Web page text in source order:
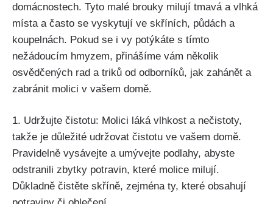
domácnostech. Tyto malé brouky milují tmavá a vlhká
místa a často se vyskytují ve skříních, půdách a
koupelnách. Pokud se i vy potýkáte s tímto
nežádoucím hmyzem, přinášíme vám několik
osvědčených rad a triků od odborníků, jak zahánět a‌
zabránit molici v vašem domě.
1. Udržujte čistotu: Molici láká ⁢vlhkost a​ nečistoty,
takže je důležité udržovat čistotu ve vašem domě.
Pravidelně vysávejte a umývejte podlahy, abyste
odstranili zbytky potravin, které⁤ molice milují.
Důkladně čistěte skříně, ‍zejména ty, které obsahují